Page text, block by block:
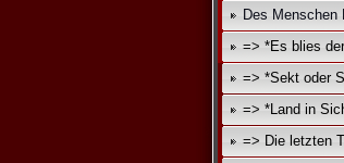
Des Menschen
=> *Es blies
=> *Sekt oder
=> *Land in
=> Die letzten